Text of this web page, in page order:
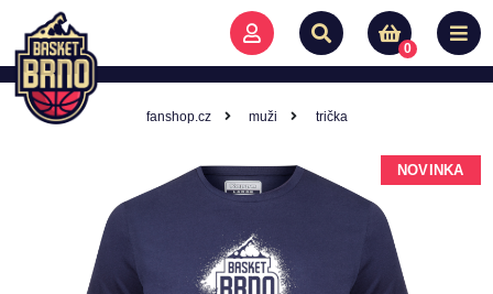
0
fanshop.cz muži trička
NOVINKA